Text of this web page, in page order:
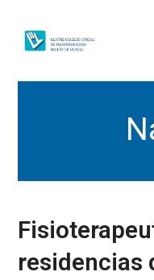
residencias